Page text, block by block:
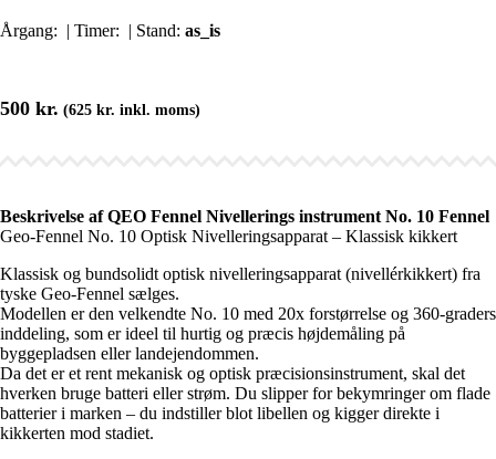
Årgang: | Timer: | Stand: as_is
500 kr. (625 kr. inkl. moms)
Beskrivelse af QEO Fennel Nivellerings instrument No. 10 Fennel
Geo-Fennel No. 10 Optisk Nivelleringsapparat – Klassisk kikkert
Klassisk og bundsolidt optisk nivelleringsapparat (nivellérkikkert) fra
tyske Geo-Fennel sælges.
Modellen er den velkendte No. 10 med 20x forstørrelse og 360-graders
inddeling, som er ideel til hurtig og præcis højdemåling på
byggepladsen eller landejendommen.
Da det er et rent mekanisk og optisk præcisionsinstrument, skal det
hverken bruge batteri eller strøm. Du slipper for bekymringer om flade
batterier i marken – du indstiller blot libellen og kigger direkte i
kikkerten mod stadiet.